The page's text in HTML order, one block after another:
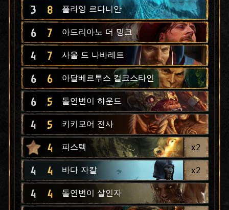
3 8 플라잉 르다니안
6 7 아드리아노 더 밍크
4 7 사울 드 나바레트
6 6 아달베르투스 컬크스타인
6 5 돌연변이 하운드
4 5 키키모어 전사
4 피스텍 x2
4 4 바다 자칼 x2
4 4 돌연변이 살인자